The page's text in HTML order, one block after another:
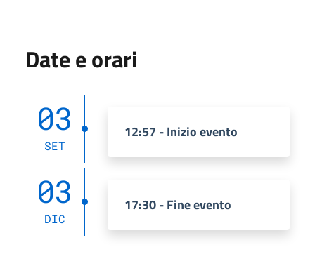
Date e orari
03
SET
12:57 - Inizio evento
03
DIC
17:30 - Fine evento